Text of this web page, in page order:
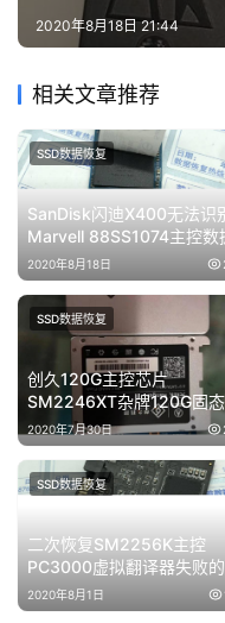
2020年8月18日 21:44
相关文章推荐
SanDisk闪迪X400无法识
Marvell 88SS1074主控数
恢复成功
2020年8月18日
SSD数据恢复
创久120G主控芯片
SM2246XT杂牌120G固
盘无法识别数据完美恢复
2020年7月30日
SSD数据恢复
二次恢复SM2256K主控
PC3000虚拟翻译器失败的
SSD固态硬盘数据恢复
2020年8月1日
SSD数据恢复